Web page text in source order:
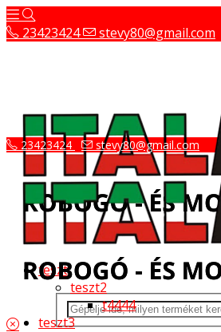
23423424 stevy80@gmail.com
teszt
teszt2
t4444
teszt3
23423424 stevy80@gmail.com